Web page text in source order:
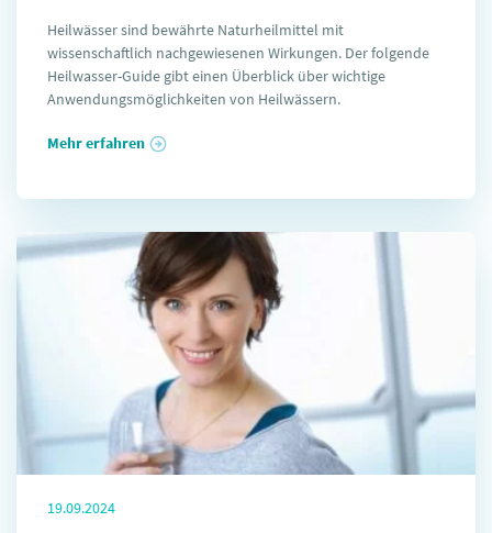
Heilwässer sind bewährte Naturheilmittel mit
wissenschaftlich nachgewiesenen Wirkungen. Der folgende
Heilwasser-Guide gibt einen Überblick über wichtige
Anwendungsmöglichkeiten von Heilwässern.
Mehr erfahren
19.09.2024